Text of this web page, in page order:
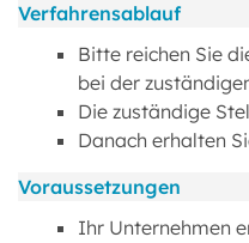
Verfahrensablauf
Bitte reichen Sie
bei der
Die zuständige
Danach erhalten
Voraussetzungen
Ihr Unternehmen